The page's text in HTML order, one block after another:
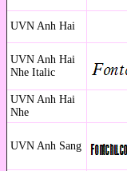
UVN Anh Hai
UVN Anh Hai
Nhe Italic
UVN Anh Hai
Nhe
UVN Anh Sang